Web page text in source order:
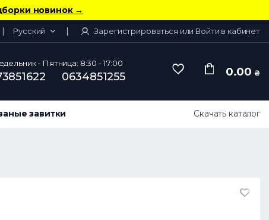
новинок →
Русский Зарегистрироваться или Войти в кабинет
- Пятница: 8:30 - 17:00
0634851255 0.00 ₴
завитки Скачать каталог